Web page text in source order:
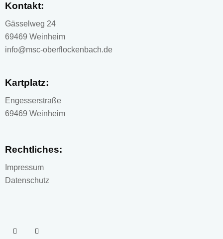
Kontakt:
Gässelweg 24
69469 Weinheim
info@msc-oberflockenbach.de
Kartplatz:
Engesserstraße
69469 Weinheim
Rechtliches:
Impressum
Datenschutz